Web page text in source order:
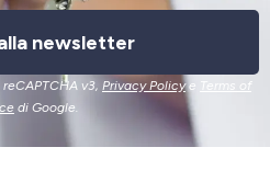
newsletter
v3, Privacy Policye Terms of
di Google.